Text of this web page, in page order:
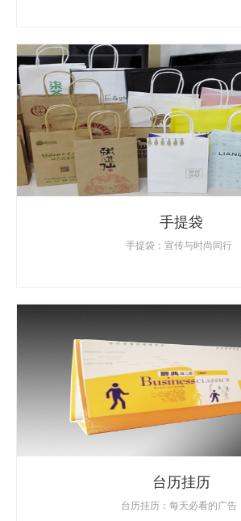
手提袋
手提袋：宣传与时尚同行
台历挂历
台历挂历：每天必看的广告